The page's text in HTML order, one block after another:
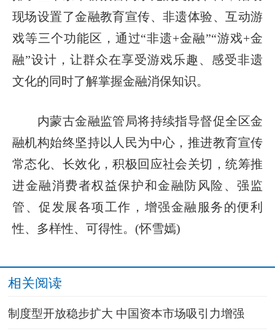
现场设置了金融教育宣传、非遗体验、互动游
戏等三个功能区，通过“非遗+金融”“游戏+金
融”设计，让群众在享受游戏乐趣、感受非遗
文化的同时了解掌握金融消保知识。
内蒙古金融监管局将持续指导督促全区金
融机构始终坚持以人民为中心，推进教育宣传
常态化、长效化，积极回应社会关切，统筹推
进金融消费者权益保护和金融防风险、强监
管、促发展各项工作，增强金融服务的便利
性、多样性、可得性。(怀雪嫣)
相关阅读
制度型开放稳步扩大 中国资本市场吸引力增强